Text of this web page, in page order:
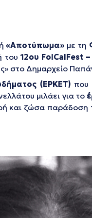
«Αποτύπωμα» με τη
του 12ου FolCalFest–
στο Δημαρχείο
(ΕΡΚΕΤ) που
μιλάει για το
και ζώσα